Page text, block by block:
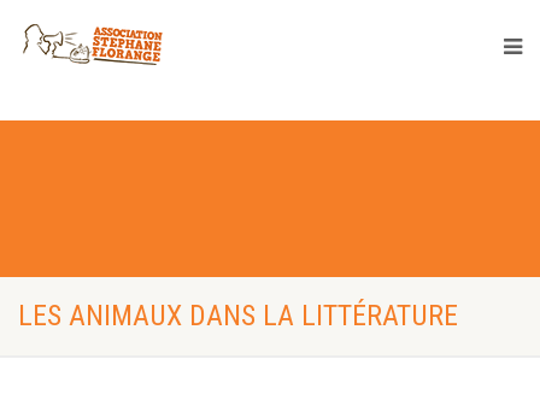
LES ANIMAUX DANS LA LITTÉRATURE